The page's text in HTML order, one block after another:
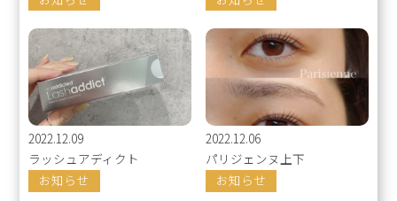
2022.12.09
ラッシュアディクト
お知らせ
2022.12.06
パリジェンヌ上下
お知らせ